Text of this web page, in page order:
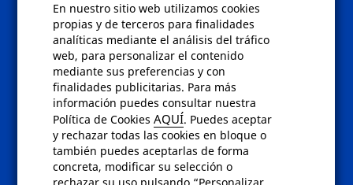
En nuestro sitio web utilizamos cookies
propias y de terceros para finalidades
analíticas mediante el análisis del tráfico
web, para personalizar el contenido
mediante sus preferencias y con
finalidades publicitarias. Para más
información puedes consultar nuestra
Política de CookiesAQUÍ. Puedes aceptar
y rechazar todas las cookies en bloque o
también puedes aceptarlas de forma
concreta, modificar su selección o
Políticas
Condiciones de compra
Aviso de privacidad
Cookies
Bajas comunicados comerciales
Derecho de desistimiento
Preguntas frecuentes
Contacto